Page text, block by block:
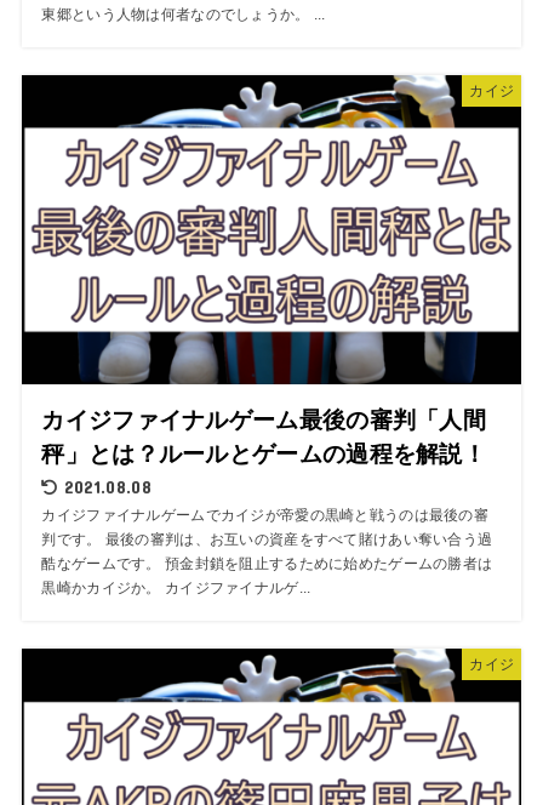
東郷という人物は何者なのでしょうか。 ...
カイジ
カイジファイナルゲーム最後の審判「人間
秤」とは？ルールとゲームの過程を解説！
2021.08.08
カイジファイナルゲームでカイジが帝愛の黒崎と戦うのは最後の審
判です。 最後の審判は、お互いの資産をすべて賭けあい奪い合う過
酷なゲームです。 預金封鎖を阻止するために始めたゲームの勝者は
黒崎かカイジか。 カイジファイナルゲ...
カイジ